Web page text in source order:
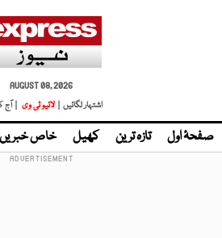
AUGUST 08, 2026
اشتہار لگائیں |
لائیو ٹی وی | آج
صفحۂ اول تازہ ترین کھیل خاص خبریں